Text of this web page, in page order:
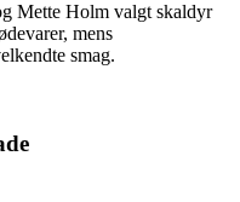
Mette Holm valgt skaldyr
mens
smag.